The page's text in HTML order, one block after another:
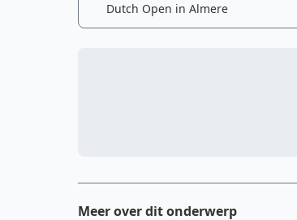
Dutch Open in Almere
Meer over dit onderwerp